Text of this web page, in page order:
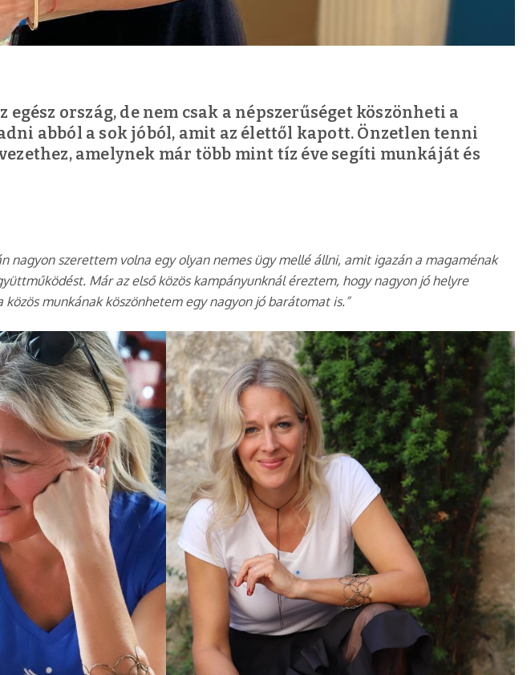
ország, de nem csak a népszerűséget köszönheti a
abból a sok jóból, amit az élettől kapott. Önzetlen tenni
amelynek már több mint tíz éve segíti munkáját és
nagyon szerettem volna egy olyan nemes ügy mellé állni, amit igazán a magaménak
Már az első közös kampányunknál éreztem, hogy nagyon jó helyre
munkának köszönhetem egy nagyon jó barátomat is.”